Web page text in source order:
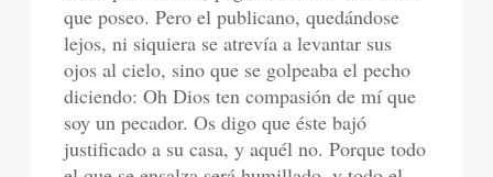
que poseo. Pero el publicano, quedándose
lejos, ni siquiera se atrevía a levantar sus
ojos al cielo, sino que se golpeaba el pecho
diciendo: Oh Dios ten compasión de mí que
soy un pecador. Os digo que éste bajó
justificado a su casa, y aquél no. Porque todo